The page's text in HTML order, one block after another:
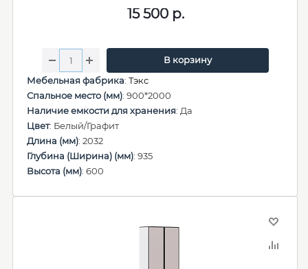
15 500р.
В корзину
Мебельная фабрика: Тэкс
Спальное место (мм): 900*2000
Наличие емкости для хранения: Да
Цвет: Белый/Графит
Длина (мм): 2032
Глубина (Ширина) (мм): 935
Высота (мм): 600